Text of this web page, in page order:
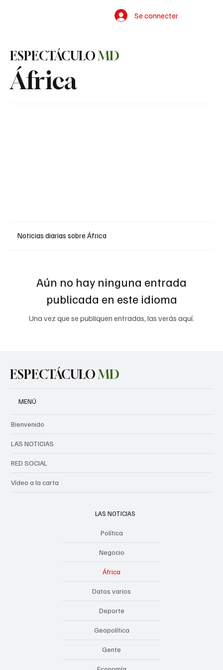
Se connecter
África
ESPECTÁCULO MD
Noticias diarias sobre África
Aún no hay ninguna entrada
publicada en este idioma
Una vez que se publiquen entradas, las verás aquí.
ESPECTÁCULOMD
MENÚ
Bienvenido
LAS NOTICIAS
RED SOCIAL
Vídeo a la carta
LAS NOTICIAS
Política
Negocio
África
Datos varios
Deporte
Geopolítica
Gente